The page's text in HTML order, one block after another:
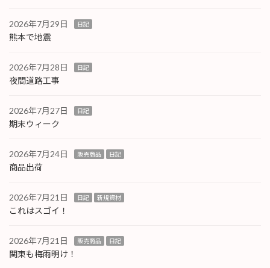
2026年7月29日 日記
熊本で地震
2026年7月28日 日記
夜間道路工事
2026年7月27日 日記
期末ウィーク
2026年7月24日 販売商品 日記
商品出荷
2026年7月21日 日記 新規資材
これはスゴイ！
2026年7月21日 販売商品 日記
関東も梅雨明け！